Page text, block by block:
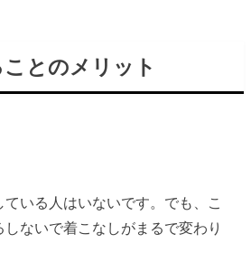
とのメリット
いる人はいないです。でも、こ
ないで着こなしがまるで変わり